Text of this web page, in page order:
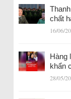
chất
16/06/
Hàng
khẩn
28/05/